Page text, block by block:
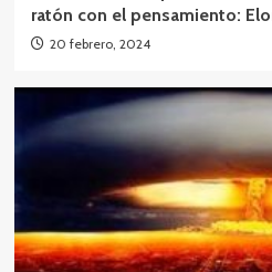
ratón con el pensamiento:
20 febrero, 2024